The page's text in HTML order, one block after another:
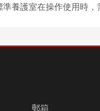
養護室在操作使用時
郵箱